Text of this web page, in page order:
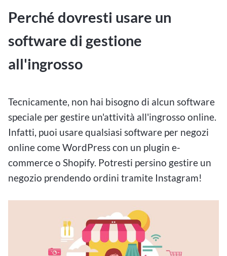
Perché dovresti usare un
software di gestione
all'ingrosso
Tecnicamente, non hai bisogno di alcun software
speciale per gestire un'attività all'ingrosso online.
Infatti, puoi usare qualsiasi software per negozi
online come WordPress con un plugin e-
commerce o Shopify. Potresti persino gestire un
negozio prendendo ordini tramite Instagram!